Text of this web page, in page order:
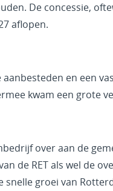
De concessie,
aflopen.
en een
kwam een grote
over aan de
de RET als wel de
groei van